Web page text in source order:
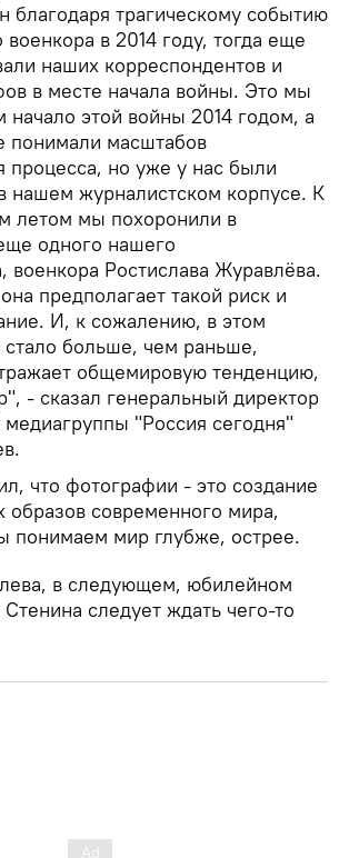
благодаря трагическому событию
в 2014 году, тогда еще
наших корреспондентов и
в месте начала войны. Это мы
начало этой войны 2014 годом, а
понимали масштабов
процесса, но уже у нас были
нашем журналистском корпусе. К
летом мы похоронили в
одного нашего
военкора Ростислава Журавлёва.
предполагает такой риск и
И, к сожалению, в этом
больше, чем раньше,
общемировую тенденцию,
- сказал генеральный директор
"Россия сегодня"
что фотографии - это создание
образов современного мира,
понимаем мир глубже, острее.
в следующем, юбилейном
следует ждать чего-то